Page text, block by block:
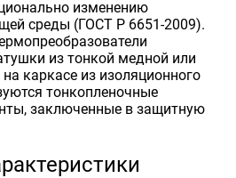
изменению
среды (ГОСТ Р 6651-2009).
из тонкой медной или
каркасе из изоляционного
тонкопленочные
заключенные в защитную